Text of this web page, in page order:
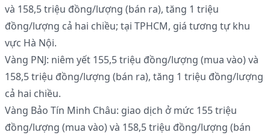
và 158,5 triệu đồng/lượng (bán ra), tăng 1 triệu
đồng/lượng cả hai chiều; tại TPHCM, giá tương tự khu
vực Hà Nội.
Vàng PNJ: niêm yết 155,5 triệu đồng/lượng (mua vào) và
158,5 triệu đồng/lượng (bán ra), tăng 1 triệu đồng/lượng
cả hai chiều.
Vàng Bảo Tín Minh Châu: giao dịch ở mức 155 triệu
đồng/lượng (mua vào) và 158,5 triệu đồng/lượng (bán